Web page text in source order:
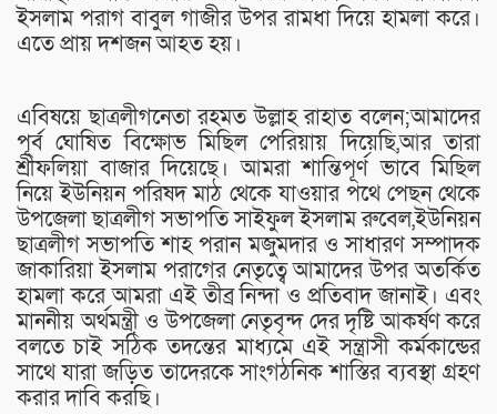
ইসলাম পরাগ বাবুল গাজীর উপর রামধা দিয়ে হামলা করে।
এতে প্রায় দশজন আহত হয়।
এবিষয়ে ছাত্রলীগনেতা রহমত উল্লাহ রাহাত বলেন;আমাদের
পূর্ব ঘোষিত বিক্ষোভ মিছিল পেরিয়ায় দিয়েছি,আর তারা
শ্রীফলিয়া বাজার দিয়েছে। আমরা শান্তিপূর্ণ ভাবে মিছিল
নিয়ে ইউনিয়ন পরিষদ মাঠ থেকে যাওয়ার পথে পেছন থেকে
উপজেলা ছাত্রলীগ সভাপতি সাইফুল ইসলাম রুবেল,ইউনিয়ন
ছাত্রলীগ সভাপতি শাহ পরান মজুমদার ও সাধারণ সম্পাদক
জাকারিয়া ইসলাম পরাগের নেতৃত্বে আমাদের উপর অতর্কিত
হামলা করে আমরা এই তীব্র নিন্দা ও প্রতিবাদ জানাই। এবং
মাননীয় অর্থমন্ত্রী ও উপজেলা নেতৃবৃন্দ দের দৃষ্টি আকর্ষণ করে
বলতে চাই সঠিক তদন্তের মাধ্যমে এই সন্ত্রাসী কর্মকান্ডের
সাথে যারা জড়িত তাদেরকে সাংগঠনিক শাস্তির ব্যবস্থা গ্রহণ
করার দাবি করছি।